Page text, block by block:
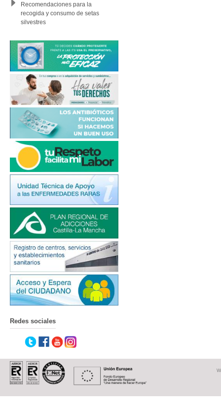
Recomendaciones para la
recogida y consumo de setas
silvestres
Redes sociales